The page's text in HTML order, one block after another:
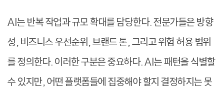
AI는 반복 작업과 규모 확대를 담당한다. 전문가들은 방향
성, 비즈니스 우선순위, 브랜드 톤, 그리고 위험 허용 범위
를 정의한다. 이러한 구분은 중요하다. AI는 패턴을 식별할
수 있지만, 어떤 플랫폼들에 집중해야 할지 결정하지는 못